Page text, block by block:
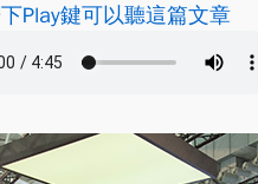
Play鍵可以聽這篇文章